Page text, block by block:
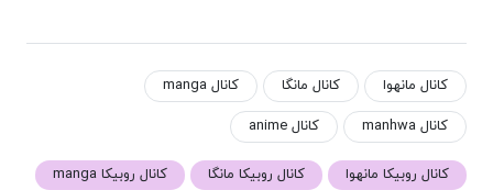
کانال مانهوا کانال مانگا کانال manga
کانال manhwa کانال anime
کانال روبیکا مانهوا کانال روبیکا مانگا
کانال روبیکا manga